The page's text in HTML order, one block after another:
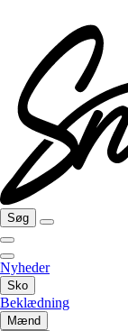
Søg
Nyheder
Sko
Beklædning
Mænd